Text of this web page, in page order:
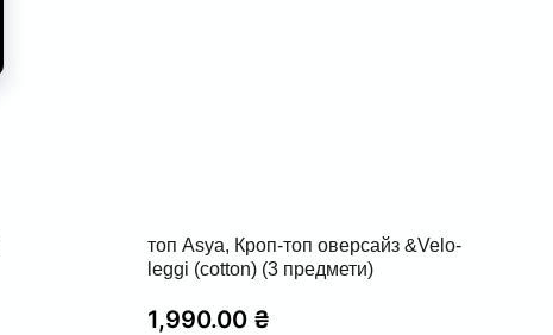
топ Asya, Кроп-топ оверсайз &Velo-
leggi (cotton) (3 предмети)
1,990.00 ₴